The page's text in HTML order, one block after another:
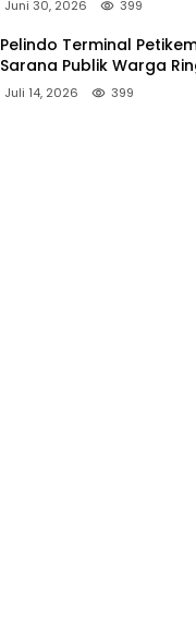
Juni 30, 2026 399
Pelindo Terminal
Sarana Publik Warga
Lamong Lewat Program
Juli 14, 2026 399